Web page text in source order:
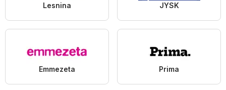
Lesnina JYSK
Emmezeta Prima